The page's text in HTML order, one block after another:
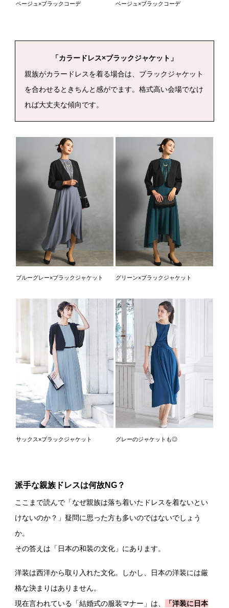
ベージュ×ブラックコーデ ベージュ×ブラックコーデ
「カラードレス×ブラックジャケット」
親族がカラードレスを着る場合は、ブラックジャケット
を合わせるときちんと感がでます。格式高い会場でなけ
れば大丈夫な傾向です。
ブルーグレー×ブラックジャケット グリーン×ブラックジャケット
サックス×ブラックジャケット グレーのジャケットも◎
派手な親族ドレスは何故NG？
ここまで読んで「なぜ親族は落ち着いたドレスを着ないとい
けないのか？」疑問に思った方も多いのではないでしょう
か。
その答えは「日本の和装の文化」にあります。
洋装は西洋から取り入れた文化。しかし、日本の洋装には厳
格な決まりはありません。
現在言われている「結婚式の服装マナー」は、
「洋装に日本